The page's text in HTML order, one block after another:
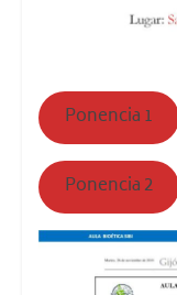
Ponencia 1
Ponencia 2